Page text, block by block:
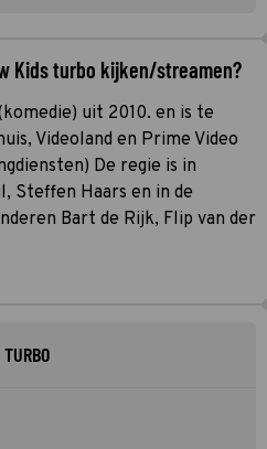
Kids turbo kijken/streamen?
uit 2010. en is te
Videoland en Prime Video
De regie is in
Steffen Haars en in de
Bart de Rijk, Flip van der